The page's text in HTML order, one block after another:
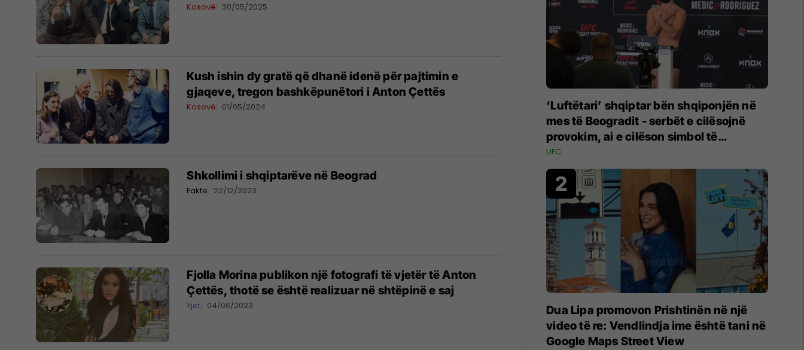
Kosovë 30/05/2025
Kush ishin dy gratë që dhanë idenë për pajtimin e
gjaqeve, tregon bashkëpunëtori i Anton Çettës
Kosovë 01/05/2024
Shkollimi i shqiptarëve në Beograd
Fakte 22/12/2023
Fjolla Morina publikon një fotografi të vjetër të Anton
Çettës, thotë se është realizuar në shtëpinë e saj
Yjet 04/06/2023
‘Luftëtari’ shqiptar bën shqiponjën në
mes të Beogradit - serbët e cilësojnë
provokim, ai e cilëson simbol të
identitetit
UFC
Dua Lipa promovon Prishtinën në një
video të re: Vendlindja ime është tani në
Google Maps Street View